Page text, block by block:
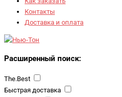
Контакты
Доставка и оплата
Расширенный поиск:
The.Best
Быстрая доставка